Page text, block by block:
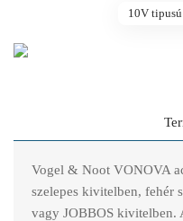
10V
Vogel & Noot VONOVA
szelepes kivitelben, fehér
vagy JOBBOS kivitelben.